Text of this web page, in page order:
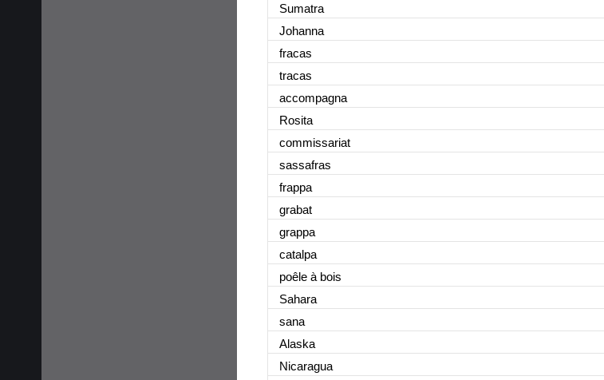
Sumatra
Johanna
fracas
tracas
accompagna
Rosita
commissariat
sassafras
frappa
grabat
grappa
catalpa
poêle à bois
Sahara
sana
Alaska
Nicaragua